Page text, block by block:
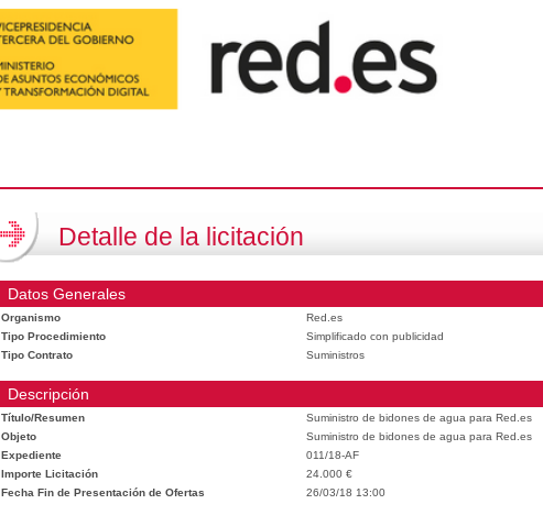
Detalle de la licitación
Datos Generales
Organismo
Red.es
Tipo Procedimiento
Simplificado con publicidad
Tipo Contrato
Suministros
Descripción
Título/Resumen
Suministro de bidones de agua para Red.es
Objeto
Suministro de bidones de agua para Red.es
Expediente
011/18-AF
Importe Licitación
24.000 €
Fecha Fin de Presentación de Ofertas
26/03/18 13:00